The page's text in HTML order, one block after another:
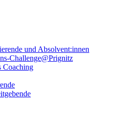
und Absolvent:innen
Challenge@Prignitz
Coaching